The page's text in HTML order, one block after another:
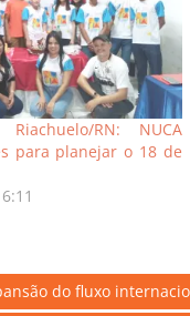
RN: NUCA
para planejar o 18 de
do fluxo